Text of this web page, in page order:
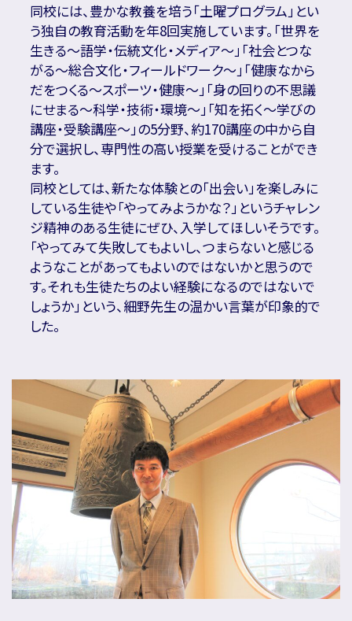
同校には、豊かな教養を培う「土曜プログラム」とい
う独自の教育活動を年8回実施しています。「世界を
生きる～語学・伝統文化・メディア～」「社会とつな
がる～総合文化・フィールドワーク～」「健康なから
だをつくる～スポーツ・健康～」「身の回りの不思議
にせまる～科学・技術・環境～」「知を拓く～学びの
講座・受験講座～」の5分野、約170講座の中から自
分で選択し、専門性の高い授業を受けることができ
ます。
同校としては、新たな体験との「出会い」を楽しみに
している生徒や「やってみようかな？」というチャレン
ジ精神のある生徒にぜひ、入学してほしいそうです。
「やってみて失敗してもよいし、つまらないと感じる
ようなことがあってもよいのではないかと思うので
す。それも生徒たちのよい経験になるのではないで
しょうか」という、細野先生の温かい言葉が印象的で
した。